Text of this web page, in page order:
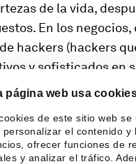
página web usa
de este sitio web se
personalizar el contenido y
ofrecer funciones de
y analizar el tráfico.
de la vida,
En los negocios,
hackers (hackers
y sofisticados en
forma en la que
una cultura de
los correos hasta las